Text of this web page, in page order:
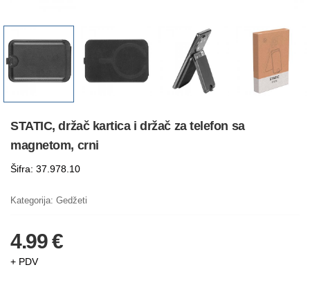
STATIC, držač kartica i držač za telefon sa
magnetom, crni
Šifra: 37.978.10
Kategorija: Gedžeti
4.99 €
+ PDV